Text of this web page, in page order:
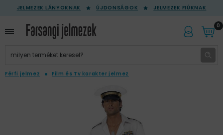
JELMEZEK LÁNYOKNAK ÚJDONSÁGOK JELMEZEK FIÚKNAK
0
Férfi jelmez Film és Tv karakter jelmez